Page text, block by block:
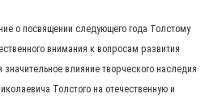
о посвящении следующего года Толстому
внимания к вопросам развития
влияние творческого наследия
Толстого на отечественную и